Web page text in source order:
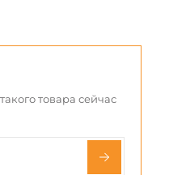
товара сейчас